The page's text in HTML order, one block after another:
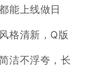
能上线做日
格清新，Q版
洁不浮夸，长